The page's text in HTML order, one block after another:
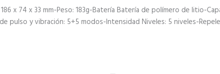
x 74 x 33 mm-Peso: 183g-Batería Batería de polímero de litio-
pulso y vibración: 5+5 modos-Intensidad Niveles: 5 niveles-